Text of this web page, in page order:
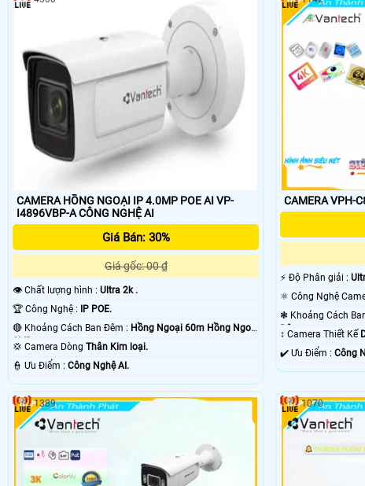
CAMERA HỒNG NGOẠI IP 4.0MP POE AI VP-
I4896VBP-A CÔNG NGHỆ AI
Giá Bán: 30%
Giá gốc: 00 ₫
👁 Chất lượng hình : Ultra 2k .
🏆 Công Nghệ : IP POE.
🔴 Khoảng Cách Ban Đêm : Hồng Ngoại 60m Hồng Ngoại
SMD.💢 Camera Dòng Thân Kim loại.
️👮 Ưu Điểm : Công Nghệ AI.
CAMERA VPH-
️⚡ Độ Phân giải :
Ðêm.↕️ Camera Thiết Kế
️✔️ Ưu Điểm : Công
1389 1070